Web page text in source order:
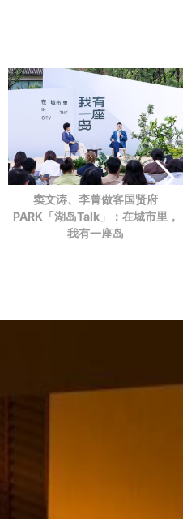
窦文涛、李菁做客国贤府
PARK 「湖岛Talk」：在城市里，
我有一座岛